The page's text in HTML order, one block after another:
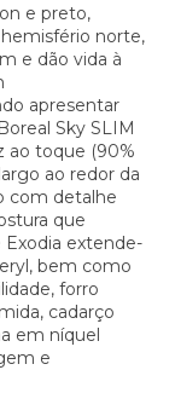
e preto,
norte,
e dão vida à
apresentar
Sky SLIM
ao toque (90%
ao redor da
com detalhe
que
Exodia extende-
bem como
forro
cadarço
em níquel
e